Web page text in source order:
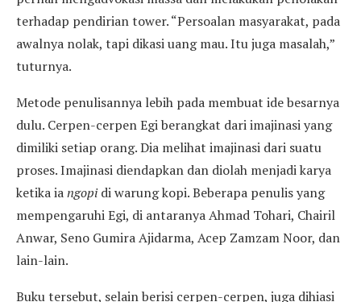
terhadap pendirian tower. “Persoalan masyarakat, pada
awalnya nolak, tapi dikasi uang mau. Itu juga masalah,”
tuturnya.
Metode penulisannya lebih pada membuat ide besarnya
dulu. Cerpen-cerpen Egi berangkat dari imajinasi yang
dimiliki setiap orang. Dia melihat imajinasi dari suatu
proses. Imajinasi diendapkan dan diolah menjadi karya
ketika iangopidi warung kopi. Beberapa penulis yang
mempengaruhi Egi, di antaranya Ahmad Tohari, Chairil
Anwar, Seno Gumira Ajidarma, Acep Zamzam Noor, dan
lain-lain.
Buku tersebut, selain berisi cerpen-cerpen, juga dihiasi